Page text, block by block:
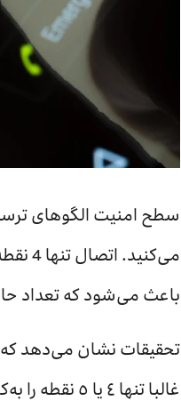
سطح امنیت الگوهای
باعث می‌شود که تعداد حالت‌ها تقریبا
تحقیقات نشان می‌دهد که
غالبا تنها